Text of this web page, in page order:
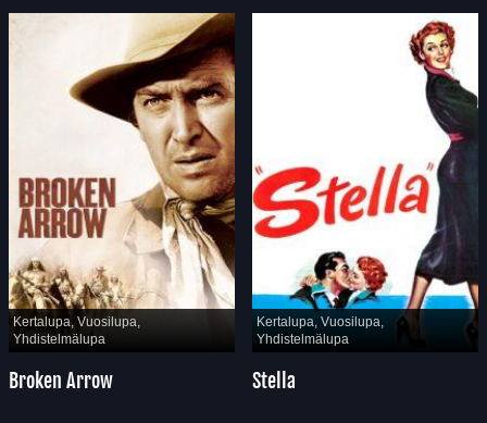
Kertalupa, Vuosilupa,
Yhdistelmälupa
Broken Arrow
Kertalupa, Vuosilupa,
Yhdistelmälupa
Stella